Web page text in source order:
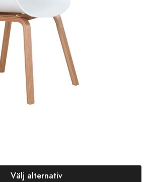
Välj alternativ